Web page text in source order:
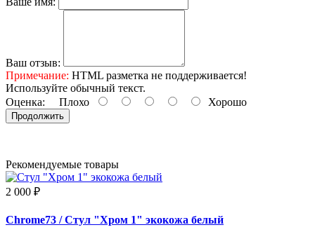
Ваш отзыв:
Примечание: HTML разметка не поддерживается!
Используйте обычный текст.
Оценка: Плохо Хорошо
Продолжить
Рекомендуемые товары
2 000 ₽
Chrome73 / Стул "Хром 1" экокожа белый